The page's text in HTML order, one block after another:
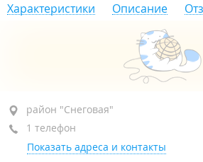
Характеристики Описание
район "Снеговая", ул. Снеговая, 7В
1-й этаж
+7 914 718-56-10
район "Снеговая"
1 телефон
Показать адреса и контакты